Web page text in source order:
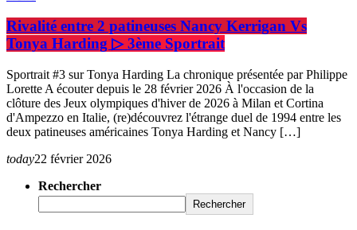
Rivalité entre 2 patineuses Nancy Kerrigan Vs
Tonya Harding ▷ 3ème Sportrait
Sportrait #3 sur Tonya Harding La chronique présentée par Philippe
Lorette A écouter depuis le 28 février 2026 À l'occasion de la
clôture des Jeux olympiques d'hiver de 2026 à Milan et Cortina
d'Ampezzo en Italie, (re)découvrez l'étrange duel de 1994 entre les
deux patineuses américaines Tonya Harding et Nancy […]
today22 février 2026
Rechercher
Rechercher